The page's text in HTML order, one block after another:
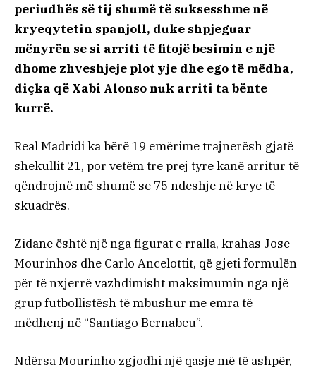
periudhës së tij shumë të suksesshme në
kryeqytetin spanjoll, duke shpjeguar
mënyrën se si arriti të fitojë besimin e një
dhome zhveshjeje plot yje dhe ego të mëdha,
diçka që Xabi Alonso nuk arriti ta bënte
kurrë.
Real Madridi ka bërë 19 emërime trajnerësh gjatë
shekullit 21, por vetëm tre prej tyre kanë arritur të
qëndrojnë më shumë se 75 ndeshje në krye të
skuadrës.
Zidane është një nga figurat e rralla, krahas Jose
Mourinhos dhe Carlo Ancelottit, që gjeti formulën
për të nxjerrë vazhdimisht maksimumin nga një
grup futbollistësh të mbushur me emra të
mëdhenj në “Santiago Bernabeu”.
Ndërsa Mourinho zgjodhi një qasje më të ashpër,